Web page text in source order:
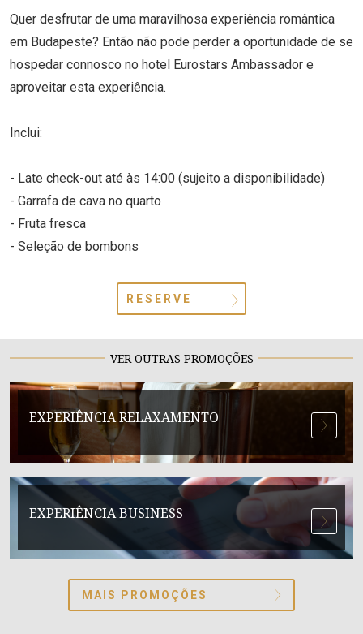
Quer desfrutar de uma maravilhosa experiência romântica
em Budapeste? Então não pode perder a oportunidade de se
hospedar connosco no hotel Eurostars Ambassador e
aproveitar esta experiência.
Inclui:
- Late check-out até às 14:00 (sujeito a disponibilidade)
- Garrafa de cava no quarto
- Fruta fresca
- Seleção de bombons
RESERVE
VER OUTRAS PROMOÇÕES
EXPERIÊNCIA RELAXAMENTO
EXPERIÊNCIA BUSINESS
MAIS PROMOÇÕES